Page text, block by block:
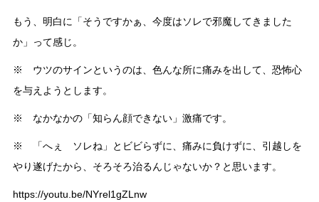
もう、明白に「そうですかぁ、今度はソレで邪魔してきました
か」って感じ。
※ ウツのサインというのは、色んな所に痛みを出して、恐怖心
を与えようとします。
※ なかなかの「知らん顔できない」激痛です。
※ 「へぇ ソレね」とビビらずに、痛みに負けずに、引越しを
やり遂げたから、そろそろ治るんじゃないか？と思います。
https://youtu.be/NYrel1gZLnw